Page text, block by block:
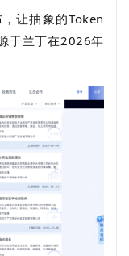
让抽象的Token
于兰丁在2026年